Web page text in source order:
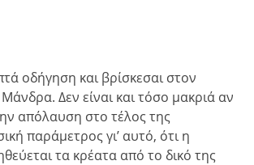
οδήγηση και βρίσκεσαι στον
Δεν είναι και τόσο μακριά αν
απόλαυση στο τέλος της
παράμετρος γι’ αυτό, ότι η
τα κρέατα από το δικό της